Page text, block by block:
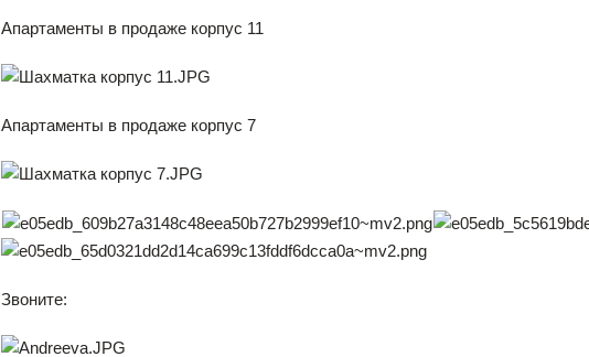
Апартаменты в продаже корпус 11
Апартаменты в продаже корпус 7
Звоните: